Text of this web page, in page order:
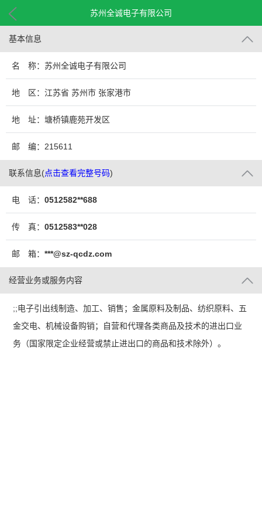
苏州全诚电子有限公司
基本信息
名 称：苏州全诚电子有限公司
地 区：江苏省 苏州市 张家港市
地 址：塘桥镇鹿苑开发区
邮 编：215611
联系信息(点击查看完整号码)
电 话： 0512582**688
传 真： 0512583**028
邮 箱： ***@sz-qcdz.com
经营业务或服务内容
;;电子引出线制造、加工、销售；金属原料及制品、纺织原料、五
金交电、机械设备购销；自营和代理各类商品及技术的进出口业
务（国家限定企业经营或禁止进出口的商品和技术除外）。